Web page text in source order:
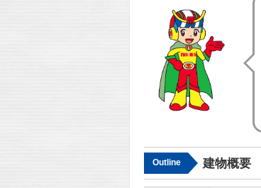
Outline 建物概要